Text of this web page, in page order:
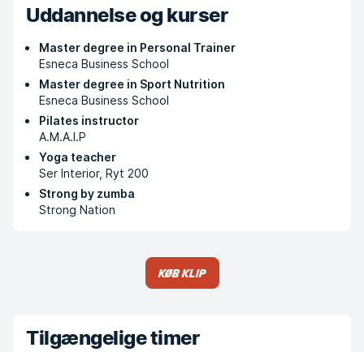
Uddannelse og kurser
Master degree in Personal Trainer
Esneca Business School
Master degree in Sport Nutrition
Esneca Business School
Pilates instructor
A.M.A.I.P
Yoga teacher
Ser Interior, Ryt 200
Strong by zumba
Strong Nation
Køb klip
Tilgængelige timer